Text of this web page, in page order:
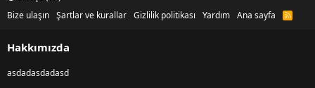
Bize ulaşın Şartlar ve kurallar Gizlilik politikası Yardım Ana sayfa
R
Hakkımızda
asdadasdadasd